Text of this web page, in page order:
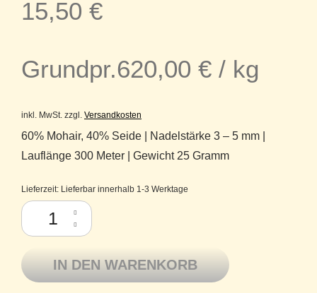
15,50 €
Grundpr.620,00 € / kg
inkl. MwSt. zzgl. Versandkosten
60% Mohair, 40% Seide | Nadelstärke 3 – 5 mm |
Lauflänge 300 Meter | Gewicht 25 Gramm
Lieferzeit: Lieferbar innerhalb 1-3 Werktage
Premia Lamana Lacegarn Super Kid Mohair Seide 03 Seidengrau Menge
IN DEN WARENKORB